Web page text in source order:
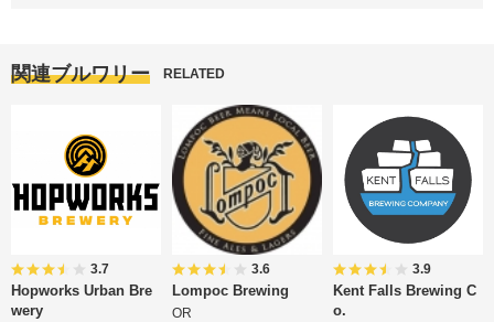
関連ブルワリー RELATED
3.7
Hopworks Urban Bre
wery
3.6
Lompoc Brewing
OR
3.9
Kent Falls Brewing C
o.